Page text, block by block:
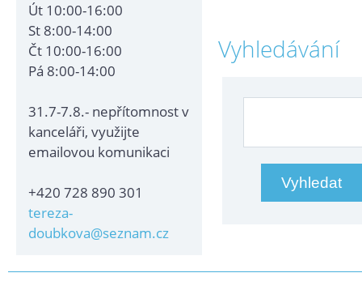
Út 10:00-16:00
St 8:00-14:00
Čt 10:00-16:00
Pá 8:00-14:00
31.7-7.8.- nepřítomnost v
kanceláři, využijte
emailovou komunikaci
+420 728 890 301
tereza-
doubkova@seznam.cz
Vyhledávání